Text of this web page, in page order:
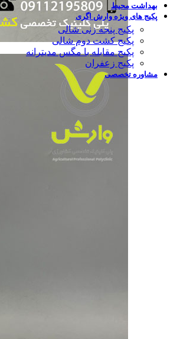
بهداشت محیط
پکیج های ویژه وارش اگری
پکیج پنجه زنی شالی
پکیج کشت دوم شالی
پکیج مقابله با مگس مدیترانه
پکیج زعفران
مشاوره تخصصی